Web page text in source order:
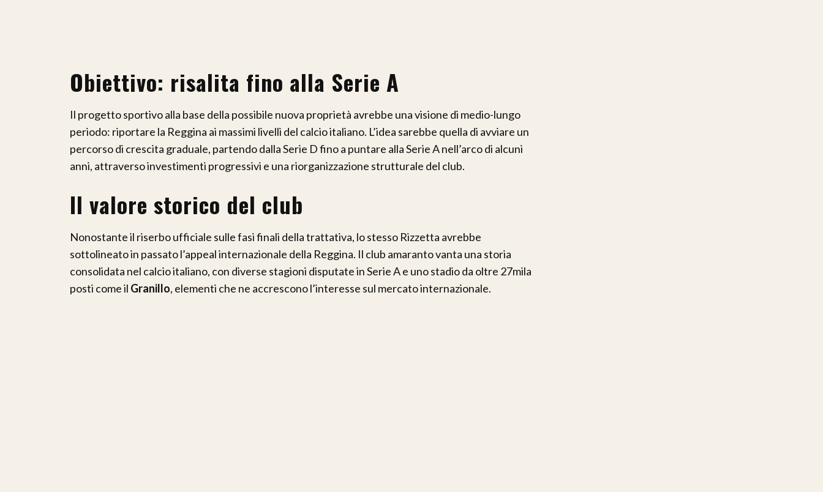
Obiettivo: risalita fino alla Serie A
Il progetto sportivo alla base della possibile nuova proprietà avrebbe una visione di medio-lungo
periodo: riportare la Reggina ai massimi livelli del calcio italiano. L’idea sarebbe quella di avviare un
percorso di crescita graduale, partendo dalla Serie D fino a puntare alla Serie A nell’arco di alcuni
anni, attraverso investimenti progressivi e una riorganizzazione strutturale del club.
Il valore storico del club
Nonostante il riserbo ufficiale sulle fasi finali della trattativa, lo stesso Rizzetta avrebbe
sottolineato in passato l’appeal internazionale della Reggina. Il club amaranto vanta una storia
consolidata nel calcio italiano, con diverse stagioni disputate in Serie A e uno stadio da oltre 27mila
posti come il Granillo, elementi che ne accrescono l’interesse sul mercato internazionale.